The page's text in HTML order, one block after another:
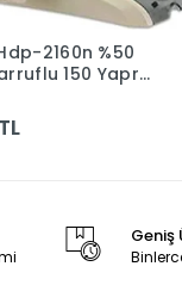
Sepete Ekle
2160n %50
150 Yaprak
Geniş